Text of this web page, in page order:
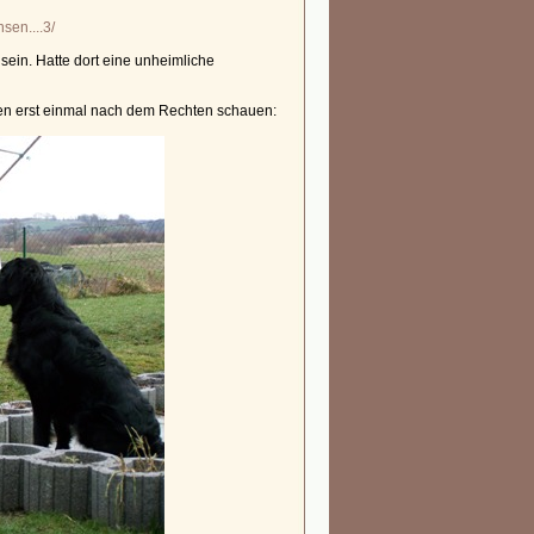
Hatte dort eine unheimliche
erst einmal nach dem Rechten schauen: